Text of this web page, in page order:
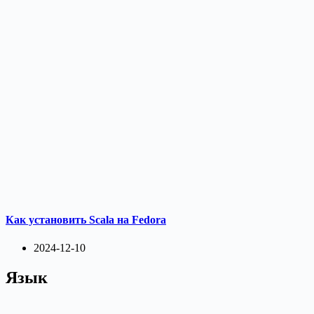
Как установить Scala на Fedora
2024-12-10
Язык